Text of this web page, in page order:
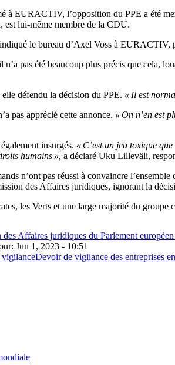
à EURACTIV, l’opposition du PPE a été
est lui-même membre de la CDU.
le bureau d’Axel Voss à EURACTIV,
pas été beaucoup plus précis que cela,
défendu la décision du PPE. « Il est
pas apprécié cette annonce. « On n’en est
insurgés. « C’est un jeu toxique
humains », a déclaré Uku Lilleväli,
n’ont pas réussi à convaincre
des Affaires juridiques, ignorant la
les Verts et une large majorité du groupe
Affaires juridiques du Parlement
Jun 1, 2023 - 10:51
Devoir de vigilance des entreprises